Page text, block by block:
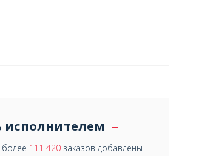
исполнителем
111 420 заказов добавлены